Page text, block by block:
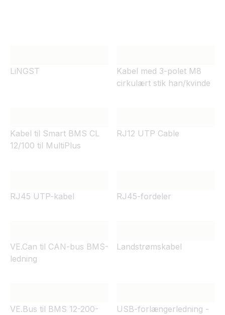
LiNGST
Kabel med 3-polet M8
cirkulært stik han/kvinde
Kabel til Smart BMS CL
12/100 til MultiPlus
RJ12 UTP Cable
RJ45 UTP-kabel RJ45-fordeler
VE.Can til CAN-bus BMS-
ledning
Landstrømskabel
VE.Bus til BMS 12-200-
USB-forlængerledning -